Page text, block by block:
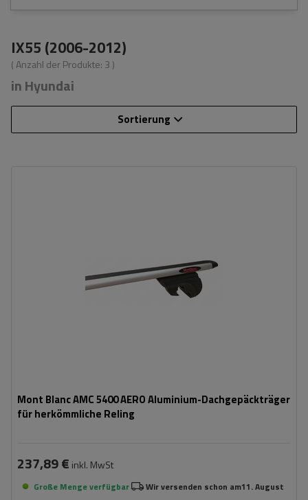
IX55 (2006-2012)
( Anzahl der Produkte: 3 )
in Hyundai
Sortierung
Mont Blanc AMC 5400 AERO Aluminium-Dachgepäckträger
für herkömmliche Reling
237,89 € inkl. MwSt
Große Menge verfügbar Wir versenden schon am11. August